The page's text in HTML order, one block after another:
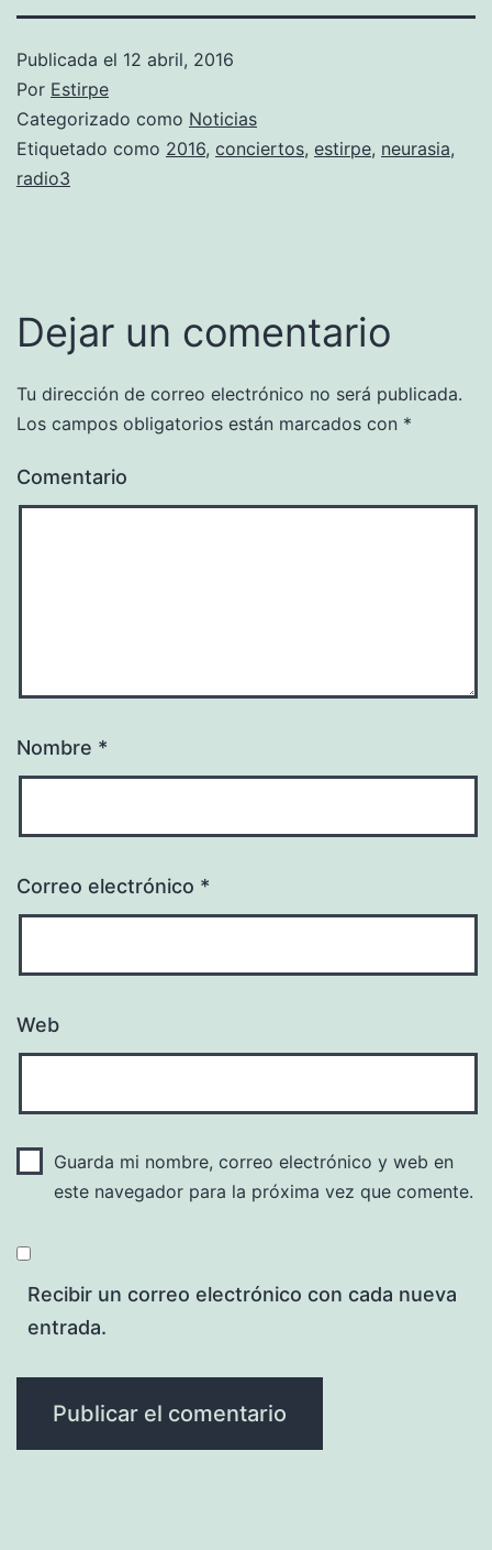
Publicada el 12 abril, 2016
Por Estirpe
Categorizado como Noticias
Etiquetado como 2016, conciertos, estirpe, neurasia,
radio3
Dejar un comentario
Tu dirección de correo electrónico no será publicada.
Los campos obligatorios están marcados con *
Comentario
Nombre *
Correo electrónico *
Web
Guarda mi nombre, correo electrónico y web en
este navegador para la próxima vez que comente.
Recibir un correo electrónico con cada nueva
entrada.